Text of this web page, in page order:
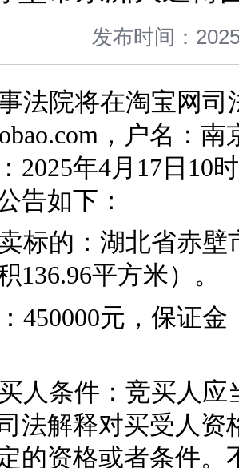
司法公开 > 拍卖变卖 > 正文
赤壁市东洲
发布时
海事法院将在
，
：2025年4月
公告如下：
卖标的：湖北
积136.96平方